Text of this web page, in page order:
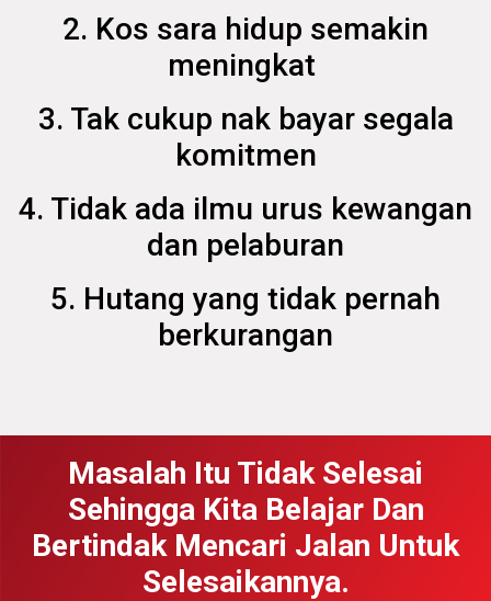
2. Kos sara hidup semakin
meningkat
3. Tak cukup nak bayar segala
komitmen
4. Tidak ada ilmu urus kewangan
dan pelaburan
5. Hutang yang tidak pernah
berkurangan
Masalah Itu Tidak Selesai
Sehingga Kita Belajar Dan
Bertindak Mencari Jalan Untuk
Selesaikannya.